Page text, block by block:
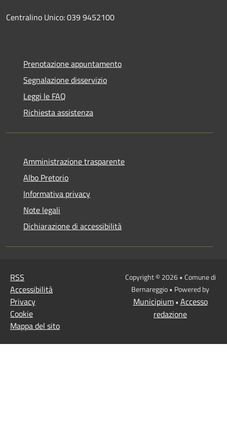
Centralino Unico: 039 9452100
Prenotazione appuntamento
Segnalazione disservizio
Leggi le FAQ
Richiesta assistenza
Amministrazione trasparente
Albo Pretorio
Informativa privacy
Note legali
Dichiarazione di accessibilità
RSS
Accessibilità
Privacy
Cookie
Mappa del sito
Copyright © 2026 • Comune di
Bernareggio • Powered by
Municipium• Accesso
redazione